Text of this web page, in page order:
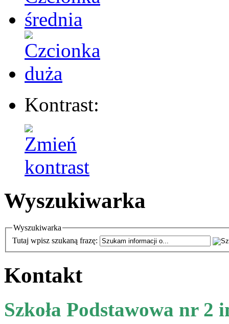
Kontrast:
Wyszukiwarka
Wyszukiwarka
Tutaj wpisz szukaną frazę:
Kontakt
Szkoła Podstawowa nr